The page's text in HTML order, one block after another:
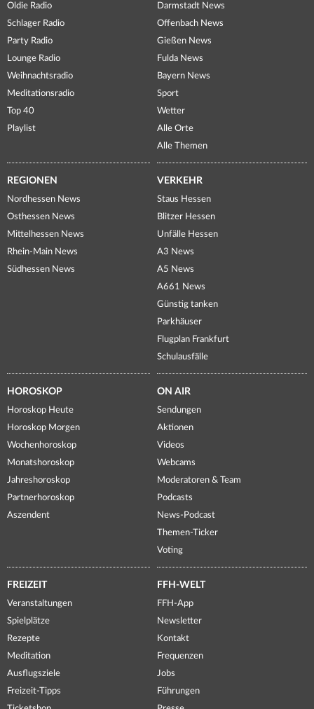
Oldie Radio
Schlager Radio
Party Radio
Lounge Radio
Weihnachtsradio
Meditationsradio
Top 40
Playlist
Darmstadt News
Offenbach News
Gießen News
Fulda News
Bayern News
Sport
Wetter
Alle Orte
Alle Themen
REGIONEN
Nordhessen News
Osthessen News
Mittelhessen News
Rhein-Main News
Südhessen News
VERKEHR
Staus Hessen
Blitzer Hessen
Unfälle Hessen
A3 News
A5 News
A661 News
Günstig tanken
Parkhäuser
Flugplan Frankfurt
Schulausfälle
HOROSKOP
Horoskop Heute
Horoskop Morgen
Wochenhoroskop
Monatshoroskop
Jahreshoroskop
Partnerhoroskop
Aszendent
ON AIR
Sendungen
Aktionen
Videos
Webcams
Moderatoren & Team
Podcasts
News-Podcast
Themen-Ticker
Voting
FREIZEIT
Veranstaltungen
Spielplätze
Rezepte
Meditation
Ausflugsziele
Freizeit-Tipps
FFH-WELT
FFH-App
Newsletter
Kontakt
Frequenzen
Jobs
Führungen